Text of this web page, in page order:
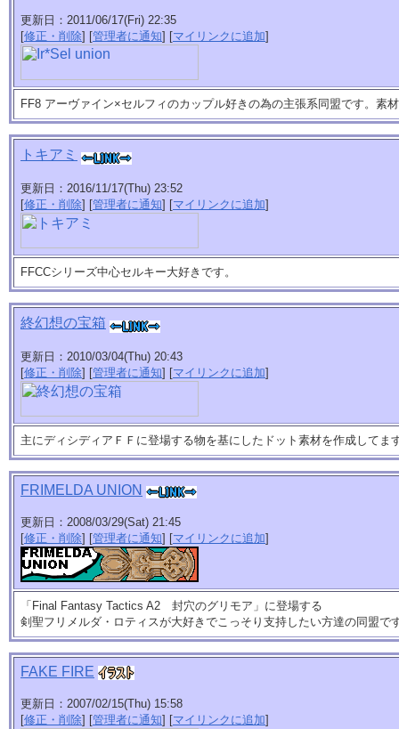
更新日：2011/06/17(Fri) 22:35
[修正・削除] [管理者に通知] [マイリンクに追加]
FF8 アーヴァイン×セルフィのカップル好きの為の主張系同盟です。素
トキアミ
更新日：2016/11/17(Thu) 23:52
[修正・削除] [管理者に通知] [マイリンクに追加]
FFCCシリーズ中心セルキー大好きです。
終幻想の宝箱
更新日：2010/03/04(Thu) 20:43
[修正・削除] [管理者に通知] [マイリンクに追加]
主にディシディアＦＦに登場する物を基にしたドット素材を作成してま
FRIMELDA UNION
更新日：2008/03/29(Sat) 21:45
[修正・削除] [管理者に通知] [マイリンクに追加]
「Final Fantasy Tactics A2 封穴のグリモア」に登場する
剣聖フリメルダ・ロティスが大好きでこっそり支持したい方達の同盟で
FAKE FIRE
更新日：2007/02/15(Thu) 15:58
[修正・削除] [管理者に通知] [マイリンクに追加]